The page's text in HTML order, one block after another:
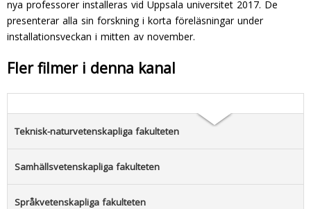
nya professorer installeras vid Uppsala universitet 2017. De
presenterar alla sin forskning i korta föreläsningar under
installationsveckan i mitten av november.
Fler filmer i denna kanal
Teknisk-naturvetenskapliga fakulteten
Samhällsvetenskapliga fakulteten
Språkvetenskapliga fakulteten